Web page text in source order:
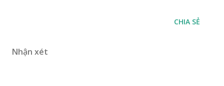
CHIA SẺ
Nhận xét